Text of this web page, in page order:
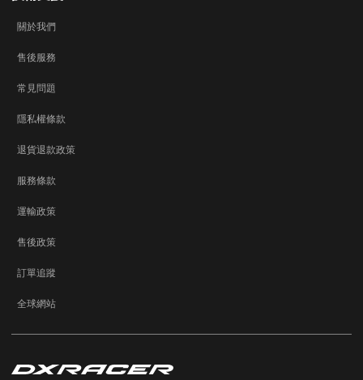
關於我們
售後服務
常見問題
隱私權條款
退貨退款政策
服務條款
運輸政策
售後政策
訂單追蹤
全球網站